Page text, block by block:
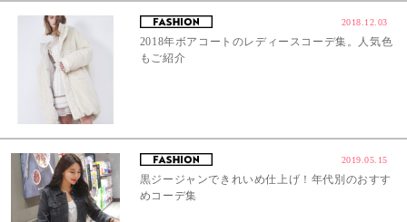
2018.12.03
2018年ボアコートのレディースコーデ集。人気色
もご紹介
2019.05.15
黒ジージャンできれいめ仕上げ！年代別のおすす
めコーデ集